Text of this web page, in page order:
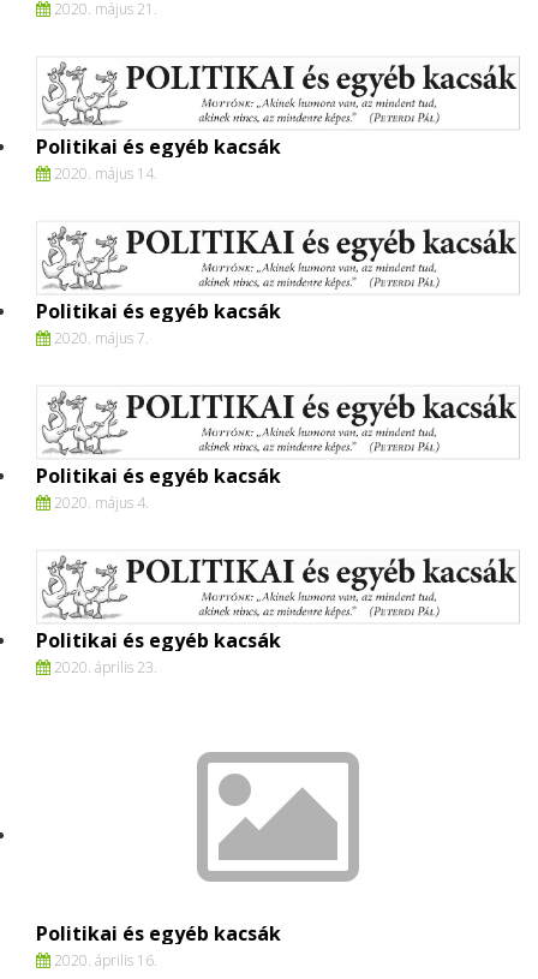
2020. május 21.
Politikai és egyéb kacsák
2020. május 14.
Politikai és egyéb kacsák
2020. május 7.
Politikai és egyéb kacsák
2020. május 4.
Politikai és egyéb kacsák
2020. április 23.
Politikai és egyéb kacsák
2020. április 16.